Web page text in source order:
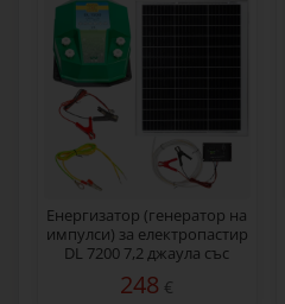
Енергизатор (генератор на
импулси) за електропастир
DL 7200 7,2 джаула със
соларна система 50 W
248 €